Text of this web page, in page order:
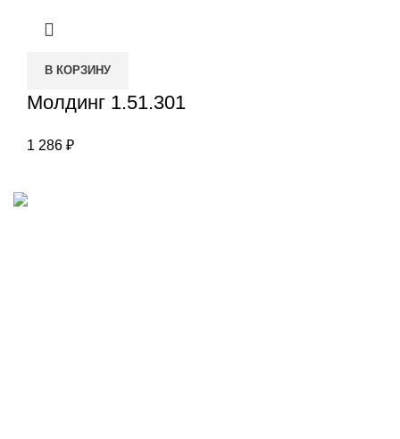
В КОРЗИНУ
Молдинг 1.51.301
1 286 ₽